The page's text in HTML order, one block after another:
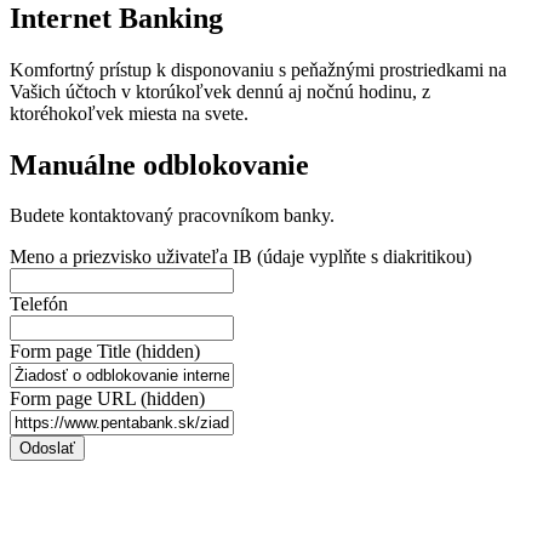
Internet Banking
Komfortný prístup k disponovaniu s peňažnými prostriedkami na
Vašich účtoch v ktorúkoľvek dennú aj nočnú hodinu, z
ktoréhokoľvek miesta na svete.
Manuálne odblokovanie
Budete kontaktovaný pracovníkom banky.
Meno a priezvisko uživateľa IB (údaje vyplňte s diakritikou)
Telefón
Form page Title (hidden)
Form page URL (hidden)